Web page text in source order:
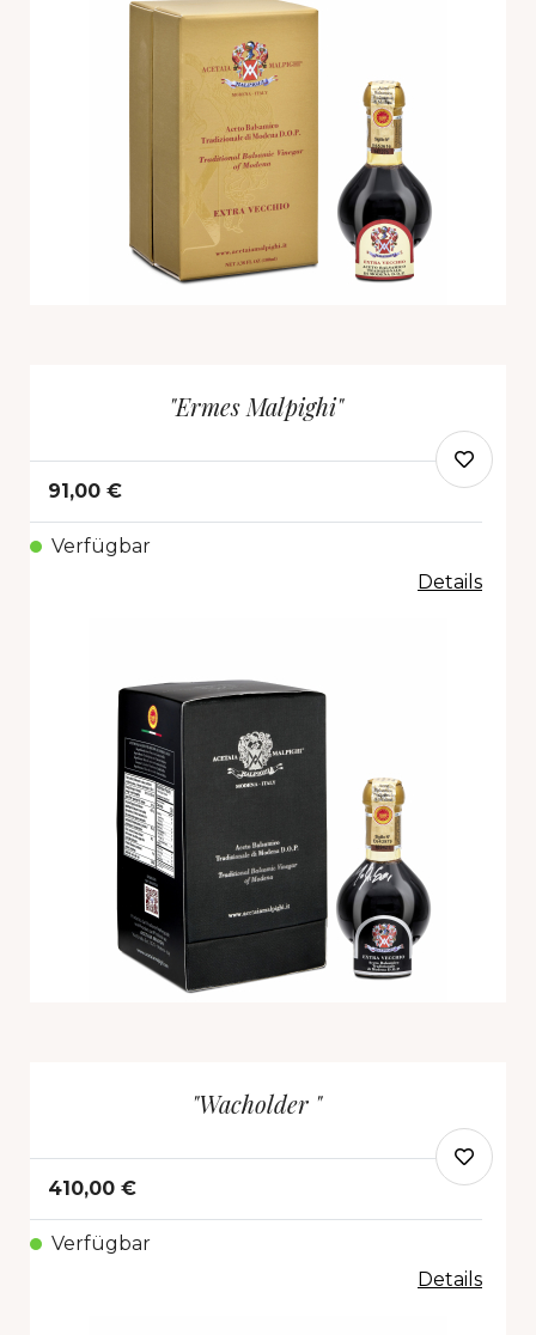
"Ermes Malpighi"
91,00 €
Verfügbar
Details
"Wacholder "
410,00 €
Verfügbar
Details